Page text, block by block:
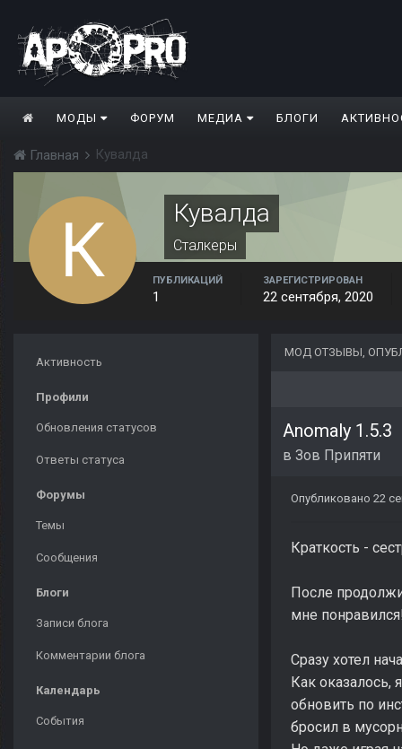
МОДЫ ФОРУМ МЕДИА БЛОГИ
Главная Кувалда
Кувалда
Сталкеры
ПУБЛИКАЦИЙ
1
ЗАРЕГИСТРИРОВАН
22 сентября, 2020
Активность
Профили
Обновления статусов
Ответы статуса
Форумы
Темы
Сообщения
Блоги
Записи блога
Комментарии блога
Календарь
События
МОД ОТЗЫВЫ,
Anomaly 1.5.3
в Зов Припяти
Опубликовано 22
Краткость -
После
мне
Сразу хотел
Как оказалось,
обновить по
бросил в